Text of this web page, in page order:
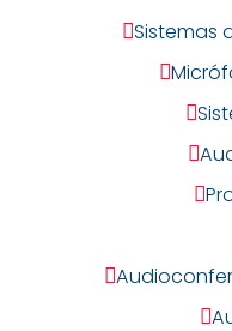
Sistemas





